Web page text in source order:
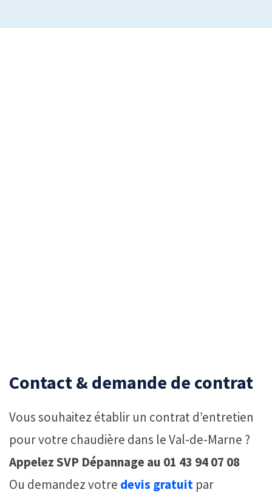
Contact & demande de contrat
Vous souhaitez établir un contrat d’entretien
pour votre chaudière dans le Val-de-Marne ?
Appelez SVP Dépannage au 01 43 94 07 08
Ou demandez votre devis gratuit par